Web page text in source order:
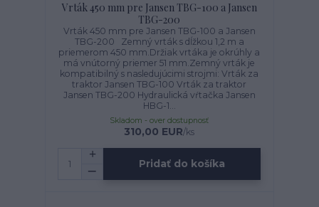
Vrták 450 mm pre Jansen TBG-100 a Jansen
TBG-200
Vrták 450 mm pre Jansen TBG-100 a Jansen
TBG-200 Zemný vrták s dĺžkou 1,2 m a
priemerom 450 mm.Držiak vrtáka je okrúhly a
má vnútorný priemer 51 mm.Zemný vrták je
kompatibilný s nasledujúcimi strojmi: Vrták za
traktor Jansen TBG-100 Vrták za traktor
Jansen TBG-200 Hydraulická vŕtačka Jansen
HBG-1...
310,00 EUR/ks
Skladom - over dostupnosť
Pridať do košíka